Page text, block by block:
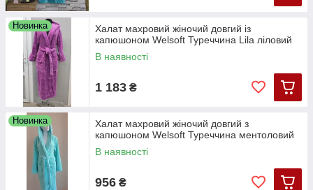
Новинка
Халат махровий жіночий довгий із
капюшоном Welsoft Туреччина Lila ліловий
В наявності
1 183 ₴
Новинка
Халат махровий жіночий довгий з
капюшоном Welsoft Туреччина ментоловий
В наявності
956 ₴